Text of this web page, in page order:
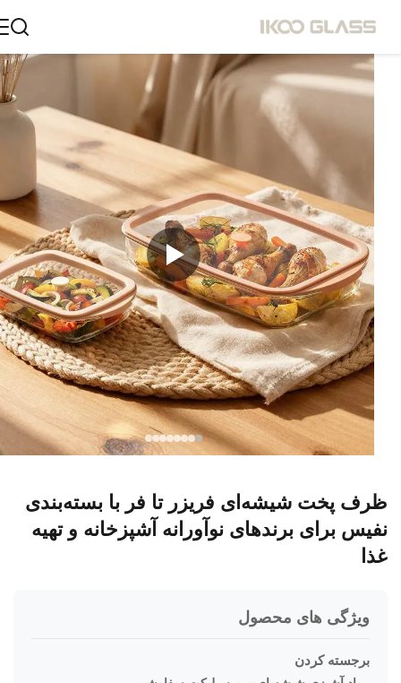
پخت شیشه‌ای فریزر تا فر با بسته‌بندی
برای برندهای نوآورانه آشپزخانه و تهیه
ویژگی های محصول
برجسته کردن